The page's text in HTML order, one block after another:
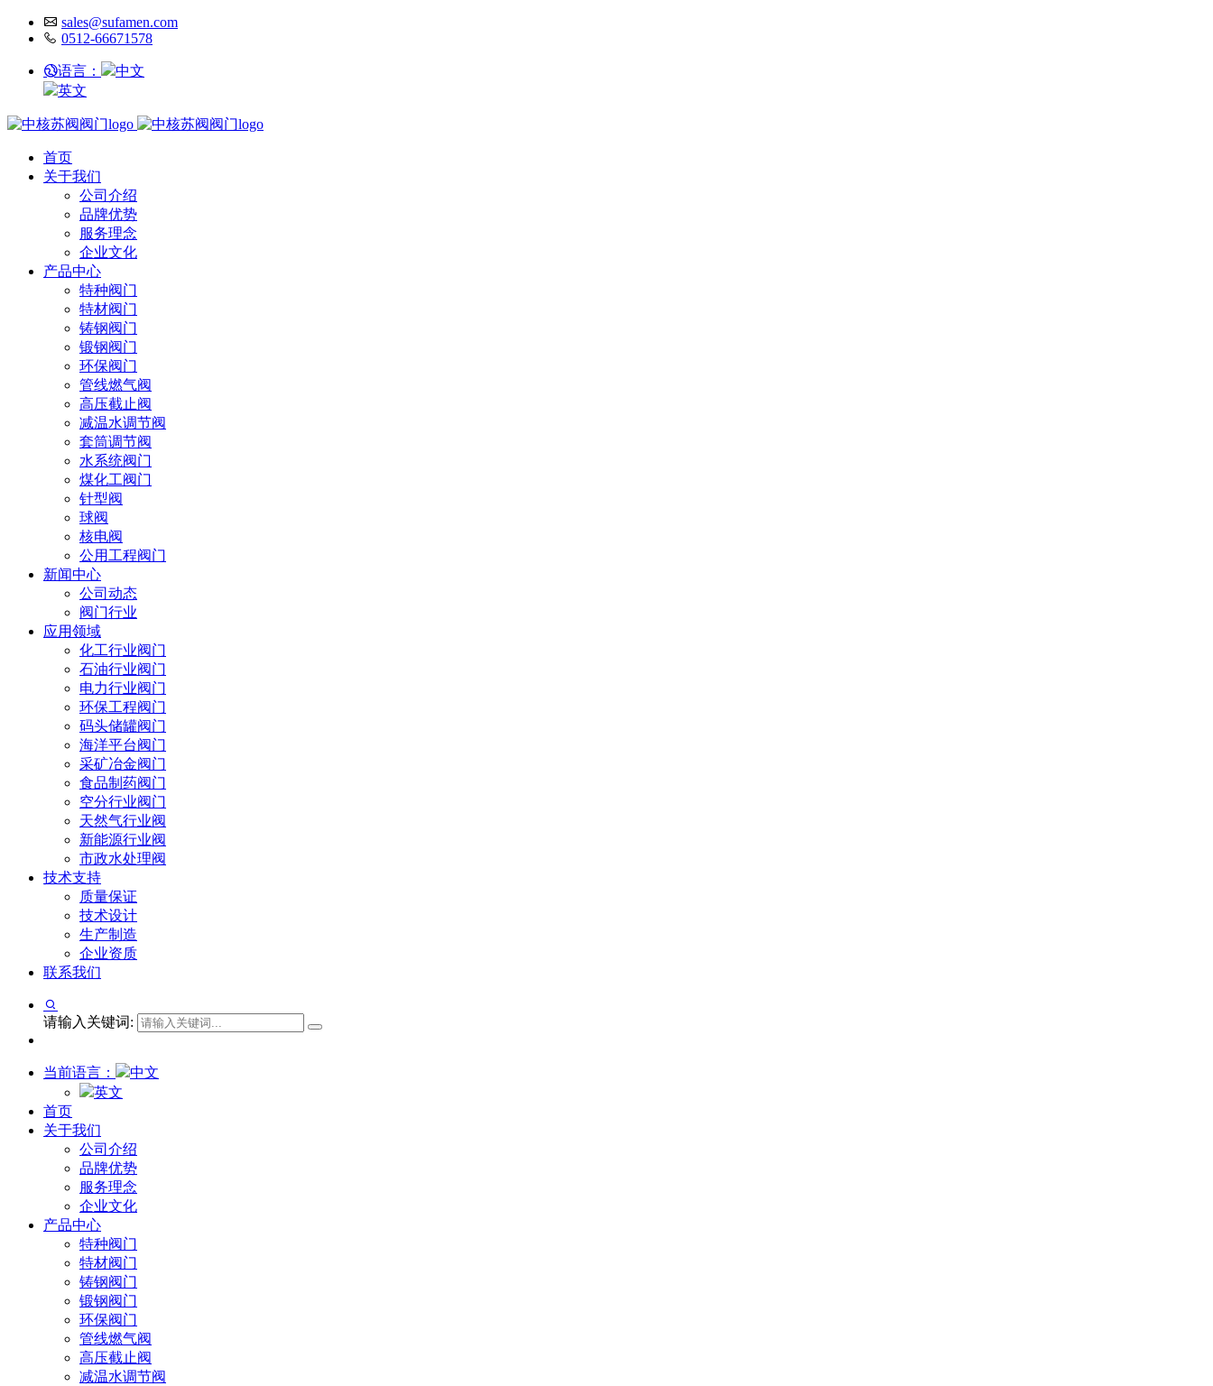
sales@sufamen.com
0512-66671578
语言：
中文
英文
首页
关于我们
公司介绍
品牌优势
服务理念
企业文化
产品中心
特种阀门
特材阀门
铸钢阀门
锻钢阀门
环保阀门
管线燃气阀
高压截止阀
减温水调节阀
套筒调节阀
水系统阀门
煤化工阀门
针型阀
球阀
核电阀
公用工程阀门
新闻中心
公司动态
阀门行业
应用领域
化工行业阀门
石油行业阀门
电力行业阀门
环保工程阀门
码头储罐阀门
海洋平台阀门
采矿冶金阀门
食品制药阀门
空分行业阀门
天然气行业阀
新能源行业阀
市政水处理阀
技术支持
质量保证
技术设计
生产制造
企业资质
联系我们
请输入关键词:
当前语言：
中文
英文
首页
关于我们
公司介绍
品牌优势
服务理念
企业文化
产品中心
特种阀门
特材阀门
铸钢阀门
锻钢阀门
环保阀门
管线燃气阀
高压截止阀
减温水调节阀